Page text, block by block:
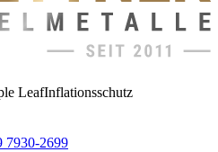
LeafInflationsschutz
7930-2699